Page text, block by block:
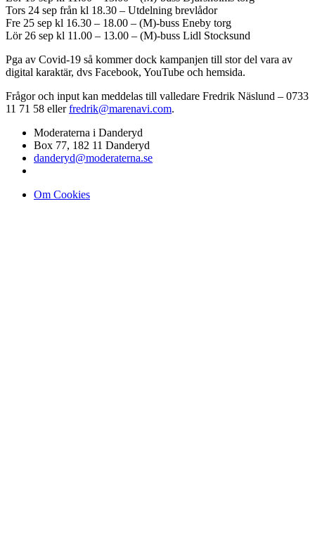
Tors 24 sep från kl 18.30 – Utdelning brevlådor
Fre 25 sep kl 16.30 – 18.00 – (M)-buss Eneby torg
Lör 26 sep kl 11.00 – 13.00 – (M)-buss Lidl Stocksund
Pga av Covid-19 så kommer dock kampanjen till stor del vara av
digital karaktär, dvs Facebook, YouTube och hemsida.
Frågor och input kan meddelas till valledare Fredrik Näslund – 0733
11 71 58 ellerfredrik@marenavi.com.
Moderaterna i Danderyd
Box 77, 182 11 Danderyd
danderyd@moderaterna.se
Om Cookies